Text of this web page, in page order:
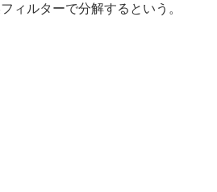
ィルターで分解するという。